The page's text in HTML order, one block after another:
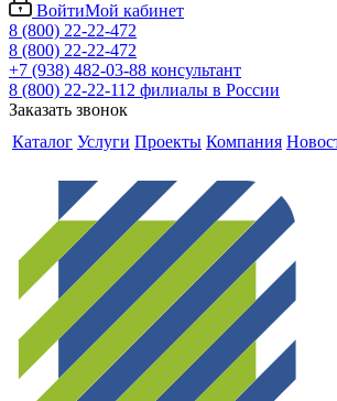
ВойтиМой кабинет
8 (800) 22-22-472
8 (800) 22-22-472
+7 (938) 482-03-88 консультант
8 (800) 22-22-112 филиалы в России
Заказать звонок
Каталог Услуги Проекты Компания